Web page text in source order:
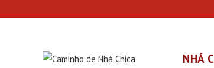
NHÁ